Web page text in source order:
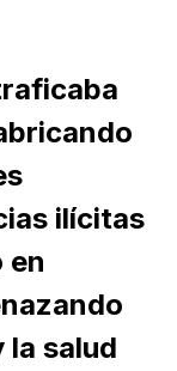
ilícitas
en
la salud